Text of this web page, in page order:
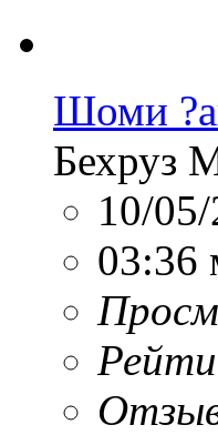
Шоми
Бехруз
10/
03:36